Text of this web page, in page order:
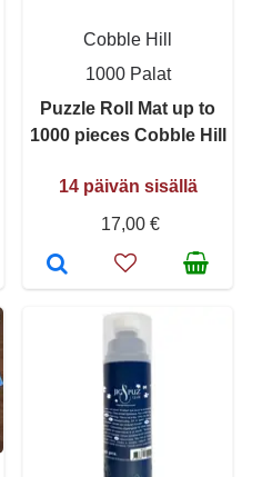
Cobble Hill
1000 Palat
Puzzle Roll Mat up to
1000 pieces Cobble Hill
14 päivän sisällä
17,00 €